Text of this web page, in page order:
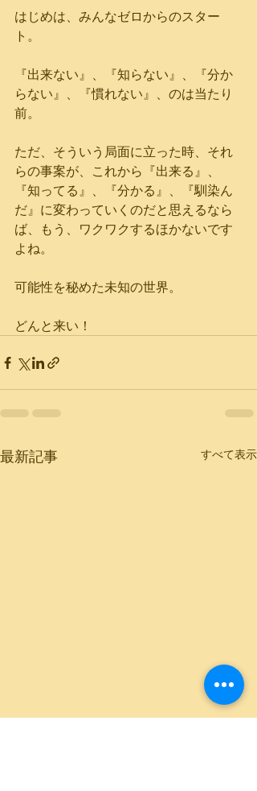
はじめは、みんなゼロからのスター
ト。
『出来ない』、『知らない』、『分か
らない』、『慣れない』、のは当たり
前。
ただ、そういう局面に立った時、それ
らの事案が、これから『出来る』、
『知ってる』、『分かる』、『馴染ん
だ』に変わっていくのだと思えるなら
ば、もう、ワクワクするほかないです
よね。
可能性を秘めた未知の世界。
どんと来い！
最新記事 すべて表示